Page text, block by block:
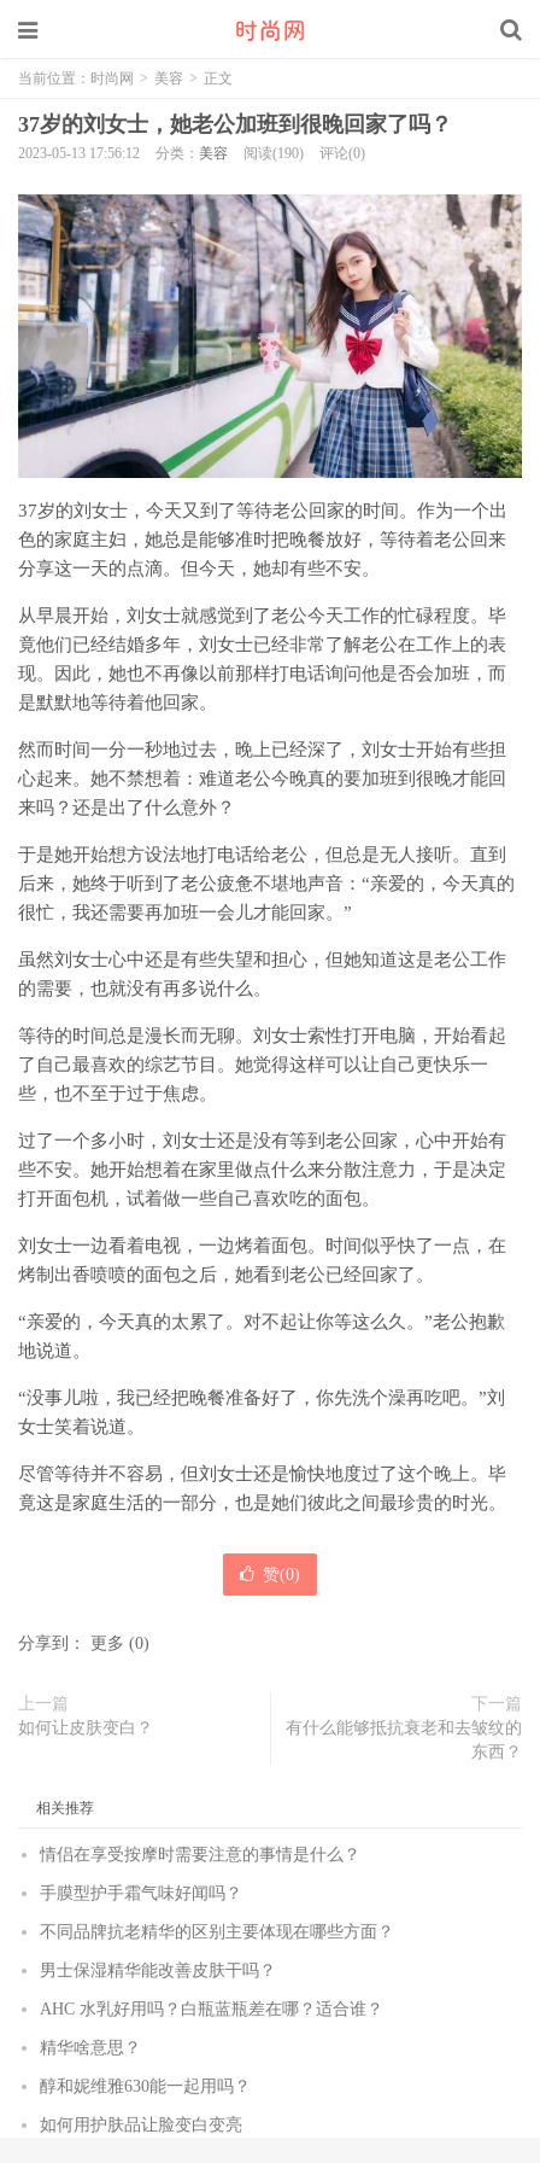
当前位置： 时尚网 > 美容 > 正文
37岁的刘女士，她老公加班到很晚回家了吗？
2023-05-13 17:56:12 分类： 美容 阅读(190) 评论(0)
37岁的刘女士，今天又到了等待老公回家的时间。作为一个出
色的家庭主妇，她总是能够准时把晚餐放好，等待着老公回来
分享这一天的点滴。但今天，她却有些不安。
从早晨开始，刘女士就感觉到了老公今天工作的忙碌程度。毕
竟他们已经结婚多年，刘女士已经非常了解老公在工作上的表
现。因此，她也不再像以前那样打电话询问他是否会加班，而
是默默地等待着他回家。
然而时间一分一秒地过去，晚上已经深了，刘女士开始有些担
心起来。她不禁想着：难道老公今晚真的要加班到很晚才能回
来吗？还是出了什么意外？
于是她开始想方设法地打电话给老公，但总是无人接听。直到
后来，她终于听到了老公疲惫不堪地声音：“亲爱的，今天真的
很忙，我还需要再加班一会儿才能回家。”
虽然刘女士心中还是有些失望和担心，但她知道这是老公工作
的需要，也就没有再多说什么。
等待的时间总是漫长而无聊。刘女士索性打开电脑，开始看起
了自己最喜欢的综艺节目。她觉得这样可以让自己更快乐一
些，也不至于过于焦虑。
过了一个多小时，刘女士还是没有等到老公回家，心中开始有
些不安。她开始想着在家里做点什么来分散注意力，于是决定
打开面包机，试着做一些自己喜欢吃的面包。
刘女士一边看着电视，一边烤着面包。时间似乎快了一点，在
烤制出香喷喷的面包之后，她看到老公已经回家了。
“亲爱的，今天真的太累了。对不起让你等这么久。”老公抱歉
地说道。
“没事儿啦，我已经把晚餐准备好了，你先洗个澡再吃吧。”刘
女士笑着说道。
尽管等待并不容易，但刘女士还是愉快地度过了这个晚上。毕
竟这是家庭生活的一部分，也是她们彼此之间最珍贵的时光。
赞(0)
分享到： 更多 (0)
上一篇
如何让皮肤变白？
下一篇
有什么能够抵抗衰老和去皱纹的
东西？
相关推荐
情侣在享受按摩时需要注意的事情是什么？
手膜型护手霜气味好闻吗？
不同品牌抗老精华的区别主要体现在哪些方面？
男士保湿精华能改善皮肤干吗？
AHC 水乳好用吗？白瓶蓝瓶差在哪？适合谁？
精华啥意思？
醇和妮维雅630能一起用吗？
如何用护肤品让脸变白变亮